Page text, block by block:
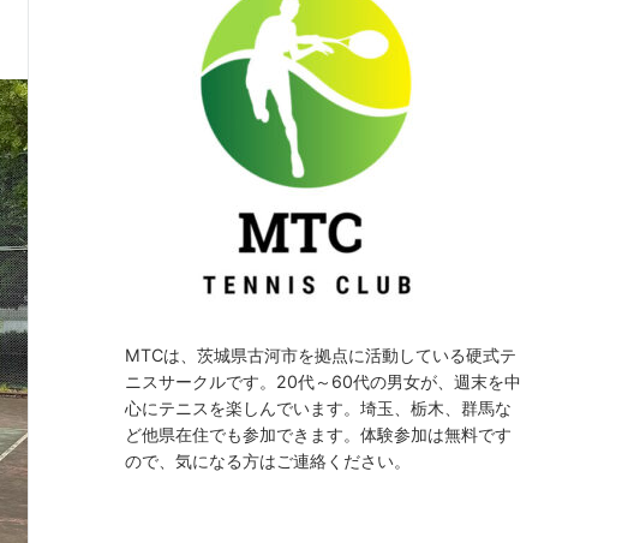
MTCは、茨城県古河市を拠点に活動している硬式テ
ニスサークルです。20代～60代の男女が、週末を中
心にテニスを楽しんでいます。埼玉、栃木、群馬な
ど他県在住でも参加できます。体験参加は無料です
ので、気になる方はご連絡ください。